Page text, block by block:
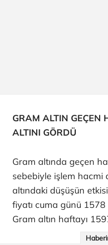
GRAM ALTIN GEÇEN
ALTINI GÖRDÜ
Gram altında geçen
sebebiyle işlem hacmi
altındaki düşüşün
fiyatı cuma günü
Gram altın haftayı